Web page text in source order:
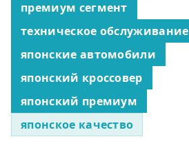
премиум сегмент
техническое обслуживание
японские автомобили
японский кроссовер
японский премиум
японское качество